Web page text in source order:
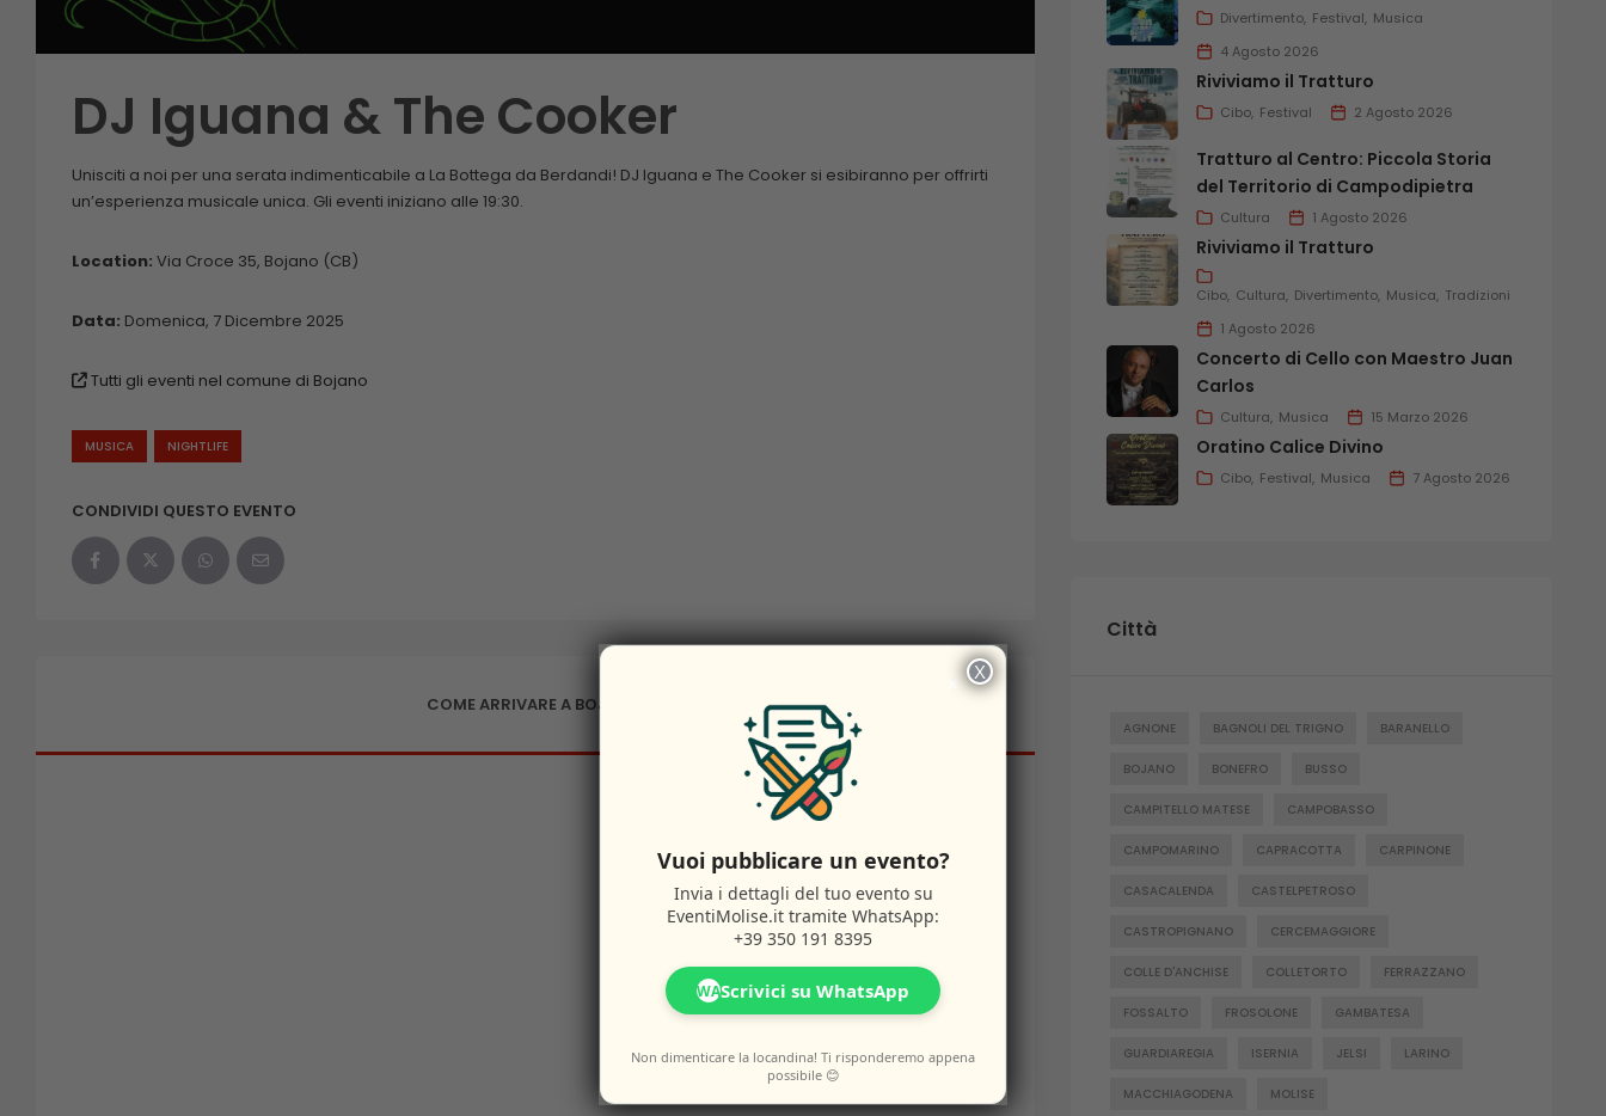
DJ Iguana & The Cooker
Unisciti a noi per una serata indimenticabile a La Bottega da Berdandi! DJ Iguana e The Cooker si esibiranno per offrirti
un’esperienza musicale unica. Gli eventi iniziano alle 19:30.
Location: Via Croce 35, Bojano (CB)
Data: Domenica, 7 Dicembre 2025
Tutti gli eventi nel comune di Bojano
MUSICA NIGHTLIFE
CONDIVIDI QUESTO EVENTO
COME ARRIVARE A BOJANO
Divertimento Festival Musica
4 Agosto 2026
Riviviamo il Tratturo
Cibo Festival 2 Agosto 2026
Tratturo al Centro: Piccola Storia
del Territorio di Campodipietra
Cultura 1 Agosto 2026
Riviviamo il Tratturo
Cibo Cultura Divertimento Musica Tradizioni
1 Agosto 2026
Concerto di Cello con Maestro Juan
Carlos
Cultura Musica 15 Marzo 2026
Oratino Calice Divino
Cibo Festival Musica 7 Agosto 2026
Città
AGNONE BAGNOLI DEL TRIGNO BARANELLO
BOJANO BONEFRO BUSSO
CAMPITELLO MATESE CAMPOBASSO
CAMPOMARINO CAPRACOTTA CARPINONE
CASACALENDA CASTELPETROSO
CASTROPIGNANO CERCEMAGGIORE
COLLE D'ANCHISE COLLETORTO FERRAZZANO
FOSSALTO FROSOLONE GAMBATESA
GUARDIAREGIA ISERNIA JELSI LARINO
MACCHIAGODENA MOLISE
×
Vuoi pubblicare un evento?
Invia i dettagli del tuo evento su
EventiMolise.it tramite WhatsApp:
+39 350 191 8395
WAScrivici su WhatsApp
Non dimenticare la locandina! Ti risponderemo appena
possibile 😊
X